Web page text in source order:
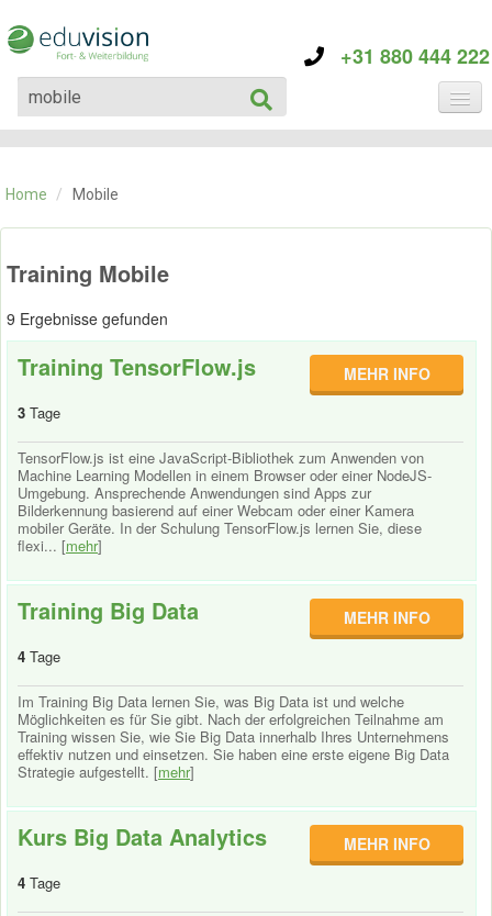
+31 880 444 222
KATEGORIE
KONTAKT
Home / Mobile
Training Mobile
9 Ergebnisse gefunden
Training TensorFlow.js
3 Tage
MEHR INFO
TensorFlow.js ist eine JavaScript-Bibliothek zum Anwenden von
Machine Learning Modellen in einem Browser oder einer NodeJS-
Umgebung. Ansprechende Anwendungen sind Apps zur
Bilderkennung basierend auf einer Webcam oder einer Kamera
mobiler Geräte. In der Schulung TensorFlow.js lernen Sie, diese
flexi... [mehr]
Training Big Data
4 Tage
MEHR INFO
Im Training Big Data lernen Sie, was Big Data ist und welche
Möglichkeiten es für Sie gibt. Nach der erfolgreichen Teilnahme am
Training wissen Sie, wie Sie Big Data innerhalb Ihres Unternehmens
effektiv nutzen und einsetzen. Sie haben eine erste eigene Big Data
Strategie aufgestellt. [mehr]
Kurs Big Data Analytics
4 Tage
MEHR INFO